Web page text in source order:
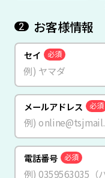
2 お客様情報
セイ 必須
メールアドレス 必須
電話番号 必須